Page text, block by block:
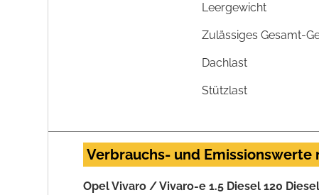
Leergewicht
Zulässiges Gesamt-
Dachlast
Stützlast
Verbrauchs- und Emissionswerte
Opel Vivaro / Vivaro-e 1.5 Diesel 120